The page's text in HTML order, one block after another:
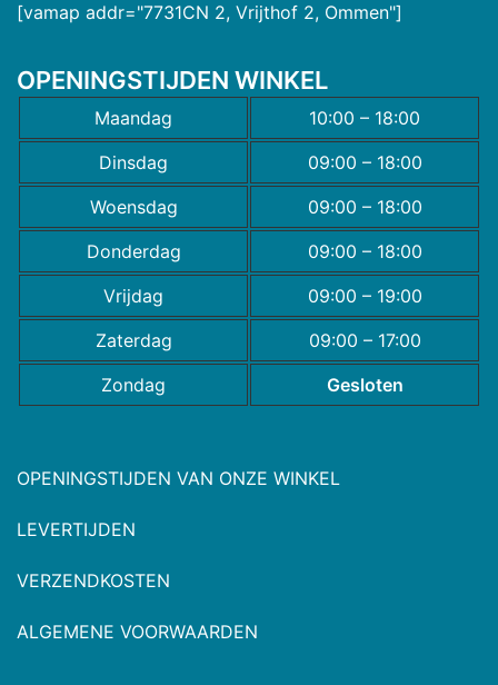
[vamap addr="7731CN 2, Vrijthof 2, Ommen"]
OPENINGSTIJDEN WINKEL
Maandag
10:00 – 18:00
Dinsdag
09:00 – 18:00
Woensdag
09:00 – 18:00
Donderdag
09:00 – 18:00
Vrijdag
09:00 – 19:00
Zaterdag
09:00 – 17:00
Zondag
Gesloten
OPENINGSTIJDEN VAN ONZE WINKEL
LEVERTIJDEN
VERZENDKOSTEN
ALGEMENE VOORWAARDEN